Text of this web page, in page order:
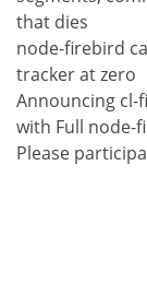
that dies
node-firebird
tracker at zero
Announcing cl-
with Full node-
Please